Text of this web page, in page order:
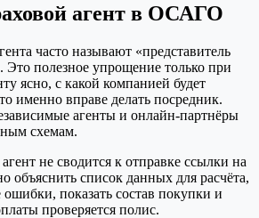
агент в ОСАГО
часто называют «представитель
Это полезное упрощение только при
ясно, с какой компанией будет
именно вправе делать посредник.
агенты и онлайн-партнёры
схемам.
не сводится к отправке ссылки на
объяснить список данных для расчёта,
показать состав покупки и
проверяется полис.